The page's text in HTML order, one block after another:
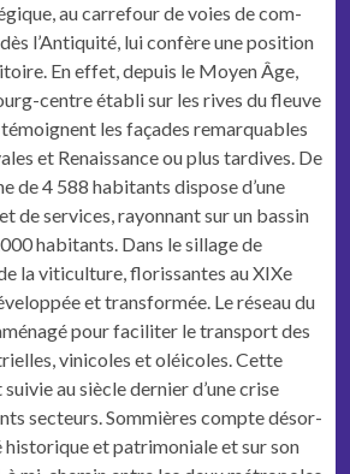
au car­refour de voies de com­
l’Antiquité, lui con­fère une posi­tion
En effet, depuis le Moyen Âge,
cen­tre établi sur les rives du fleuve
les façades remar­quables
et Renais­sance ou plus tar­dives. De
de 4 588 habi­tants dis­pose d’une
de ser­vices, ray­on­nant sur un bassin
habitants. Dans le sil­lage de
la viti­cul­ture, floris­santes au XIXe
et trans­for­mée. Le réseau du
pour faciliter le trans­port des
vini­coles et oléi­coles. Cette
au siè­cle dernier d’une crise
secteurs. Som­mières compte désor­
his­torique et pat­ri­mo­ni­ale et sur son